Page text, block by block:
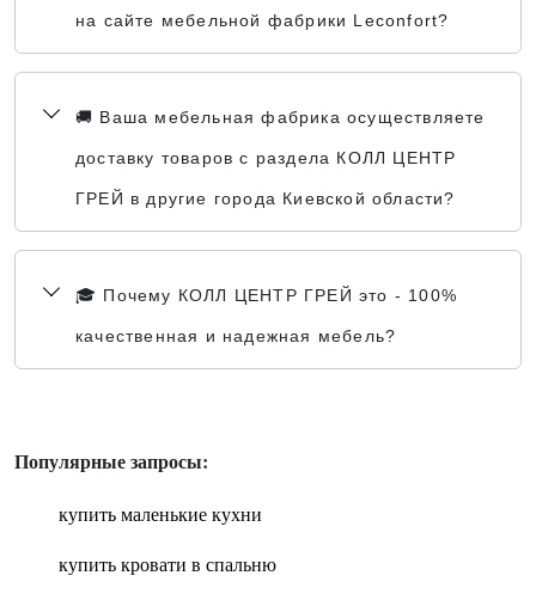
на сайте мебельной фабрики Leconfort?
🚚 Ваша мебельная фабрика осуществляете
доставку товаров с раздела КОЛЛ ЦЕНТР
ГРЕЙ в другие города Киевской области?
🎓 Почему КОЛЛ ЦЕНТР ГРЕЙ это - 100%
качественная и надежная мебель?
Популярные запросы:
купить маленькие кухни
купить кровати в спальню